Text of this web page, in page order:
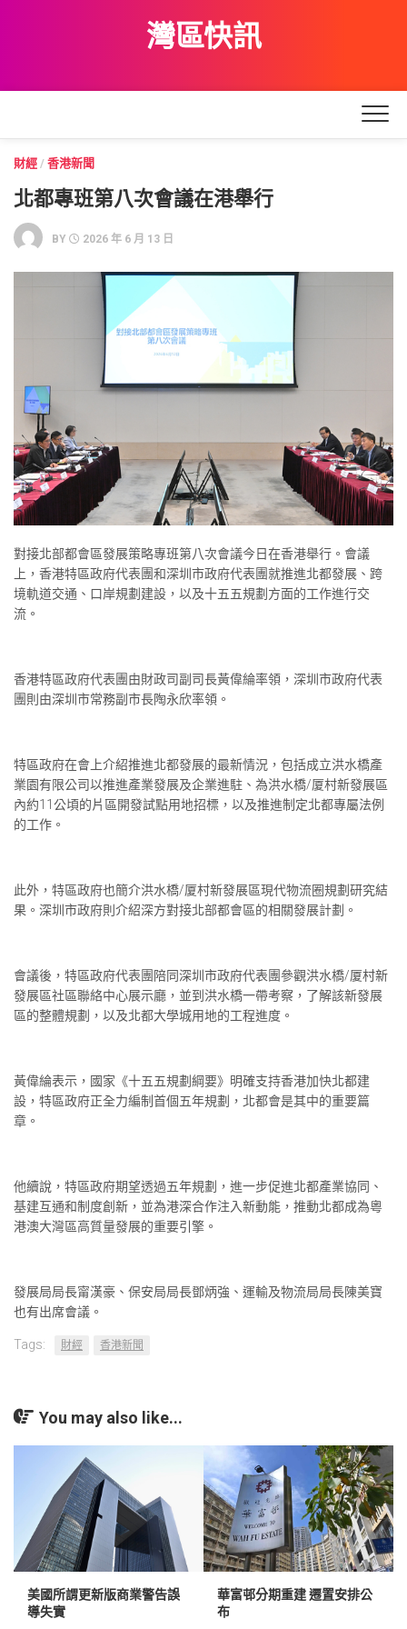
灣區快訊
財經 / 香港新聞
北都專班第八次會議在港舉行
BY 2026 年 6 月 13 日
對接北部都會區發展策略專班第八次會議今日在香港舉行。會議
上，香港特區政府代表團和深圳市政府代表團就推進北都發展、跨
境軌道交通、口岸規劃建設，以及十五五規劃方面的工作進行交
流。
香港特區政府代表團由財政司副司長黃偉綸率領，深圳市政府代表
團則由深圳市常務副市長陶永欣率領。
特區政府在會上介紹推進北都發展的最新情況，包括成立洪水橋產
業園有限公司以推進產業發展及企業進駐、為洪水橋/厦村新發展區
內約11公頃的片區開發試點用地招標，以及推進制定北都專屬法例
的工作。
此外，特區政府也簡介洪水橋/厦村新發展區現代物流圈規劃研究結
果。深圳市政府則介紹深方對接北部都會區的相關發展計劃。
會議後，特區政府代表團陪同深圳市政府代表團參觀洪水橋/厦村新
發展區社區聯絡中心展示廳，並到洪水橋一帶考察，了解該新發展
區的整體規劃，以及北都大學城用地的工程進度。
黃偉綸表示，國家《十五五規劃綱要》明確支持香港加快北都建
設，特區政府正全力編制首個五年規劃，北都會是其中的重要篇
章。
他續說，特區政府期望透過五年規劃，進一步促進北都產業協同、
基建互通和制度創新，並為港深合作注入新動能，推動北都成為粵
港澳大灣區高質量發展的重要引擎。
發展局局長甯漢豪、保安局局長鄧炳強、運輸及物流局局長陳美寶
也有出席會議。
Tags: 財經 香港新聞
You may also like...
美國所謂更新版商業警告誤
導失實
華富邨分期重建 遷置安排公
布